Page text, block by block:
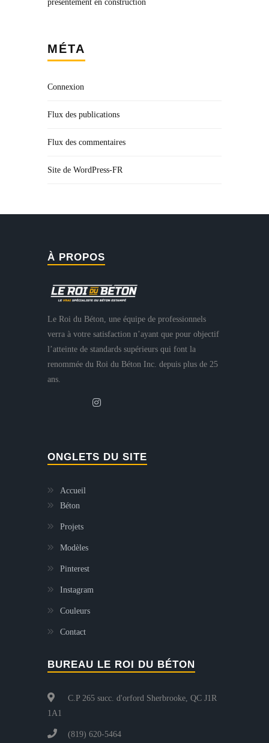
présentement en construction
MÉTA
Connexion
Flux des publications
Flux des commentaires
Site de WordPress-FR
À PROPOS
Le Roi du Béton, une équipe de professionnels
verra à votre satisfaction n’ayant que pour objectif
l’atteinte de standards supérieurs qui font la
renommée du Roi du Béton Inc. depuis plus de 25
ans.
ONGLETS DU SITE
Accueil
Béton
Projets
Modèles
Pinterest
Instagram
Couleurs
Contact
BUREAU LE ROI DU BÉTON
C.P 265 succ. d'orford Sherbrooke, QC J1R
1A1
(819) 620-5464